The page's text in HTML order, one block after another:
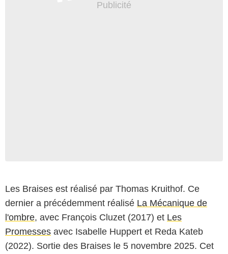
Les Braises est réalisé par Thomas Kruithof. Ce
dernier a précédemment réalisé La Mécanique de
l'ombre, avec François Cluzet (2017) et Les
Promesses avec Isabelle Huppert et Reda Kateb
(2022). Sortie des Braises le 5 novembre 2025. Cet